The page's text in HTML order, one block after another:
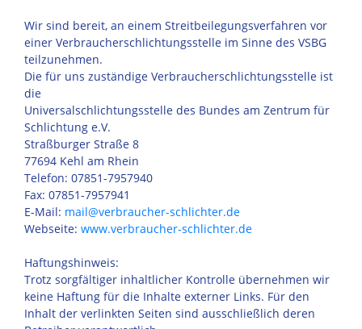
Wir sind bereit, an einem Streitbeilegungsverfahren vor
einer Verbraucherschlichtungsstelle im Sinne des VSBG
teilzunehmen.
Die für uns zuständige Verbraucherschlichtungsstelle ist
die
Universalschlichtungsstelle des Bundes am Zentrum für
Schlichtung e.V.
Straßburger Straße 8
77694 Kehl am Rhein
Telefon: 07851-7957940
Fax: 07851-7957941
E-Mail: mail@verbraucher-schlichter.de
Webseite: www.verbraucher-schlichter.de
Haftungshinweis:
Trotz sorgfältiger inhaltlicher Kontrolle übernehmen wir
keine Haftung für die Inhalte externer Links. Für den
Inhalt der verlinkten Seiten sind ausschließlich deren